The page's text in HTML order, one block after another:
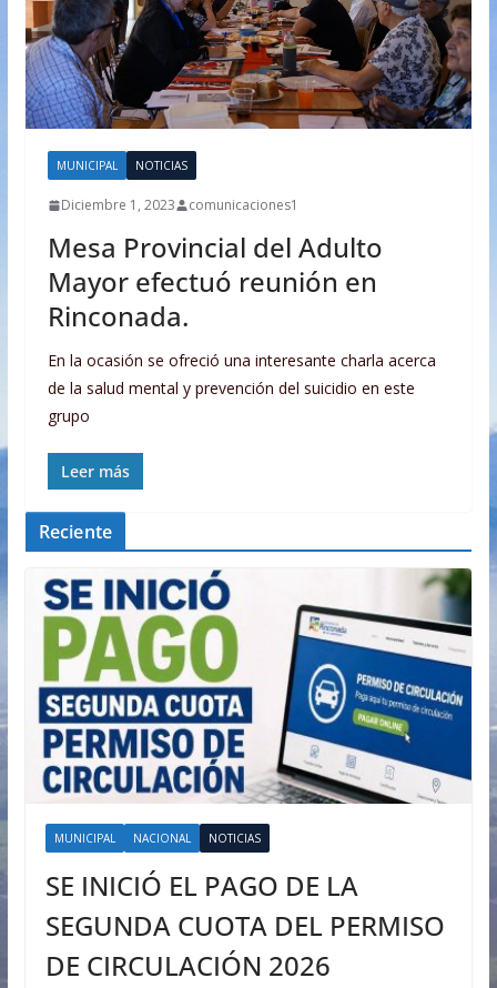
MUNICIPAL NOTICIAS
Diciembre 1, 2023 comunicaciones1
Mesa Provincial del Adulto
Mayor efectuó reunión en
Rinconada.
En la ocasión se ofreció una interesante charla acerca
de la salud mental y prevención del suicidio en este
grupo
Leer más
Reciente
MUNICIPAL NACIONAL NOTICIAS
SE INICIÓ EL PAGO DE LA
SEGUNDA CUOTA DEL PERMISO
DE CIRCULACIÓN 2026